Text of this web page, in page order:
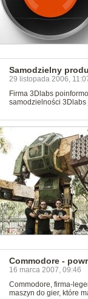
Samodzielny
29 listopada 2006,
Firma 3Dlabs
samodzielności 3Dlabs
Commodore -
16 marca 2007, 09:46
Commodore, firma-
maszyn do gier, które